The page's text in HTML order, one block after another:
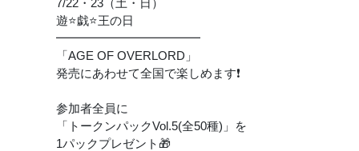
7/22・23（土・日）
遊⭐️戯⭐️王の日
━━━━━━━━━━━━
「AGE OF OVERLORD」
発売にあわせて全国で楽しめます❗️
参加者全員に
「トークンパックVol.5(全50種)」を
1パックプレゼント🎁